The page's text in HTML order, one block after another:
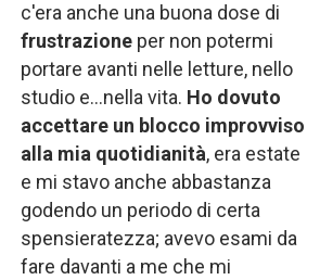
c'era anche una buona dose di
frustrazioneper non potermi
portare avanti nelle letture, nello
studio e...nella vita. Ho dovuto
accettare un blocco improvviso
alla mia quotidianità, era estate
e mi stavo anche abbastanza
godendo un periodo di certa
spensieratezza; avevo esami da
fare davanti a me che mi